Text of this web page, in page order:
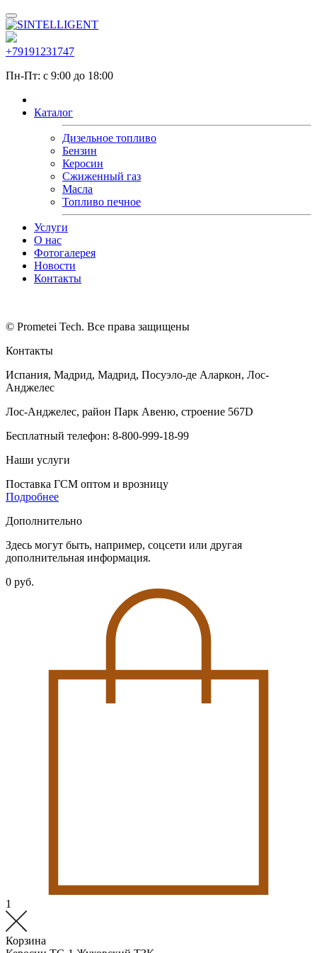
+79191231747
Пн-Пт: с 9:00 до 18:00
Каталог
Дизельное топливо
Бензин
Керосин
Сжиженный газ
Масла
Топливо печное
Услуги
О нас
Фотогалерея
Новости
Контакты
© Prometei Tech. Все права защищены
Контакты
Испания, Мадрид, Мадрид, Посуэло-де Аларкон, Лос-
Анджелес
Лос-Анджелес, район Парк Авеню, строение 567D
Бесплатный телефон: 8-800-999-18-99
Наши услуги
Поставка ГСМ оптом и врозницу
Подробнее
Дополнительно
Здесь могут быть, например, соцсети или другая
дополнительная информация.
0 руб.
1
Корзина